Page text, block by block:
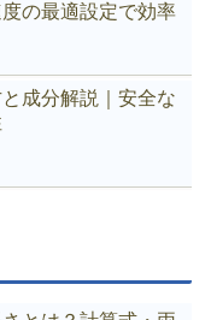
度の最適設定で効率
成分解説｜安全な